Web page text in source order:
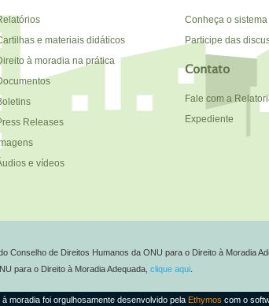
e materiais didáticos
à moradia na prática
Releases
e vídeos
Conheça o sistema
Participe das
Contato
Fale com a
Expediente
Conselho de Direitos Humanos da ONU para o Direito à Moradia
para o Direito à Moradia Adequada, clique aqui
moradia foi orgulhosamente desenvolvido pela Ethymos com o